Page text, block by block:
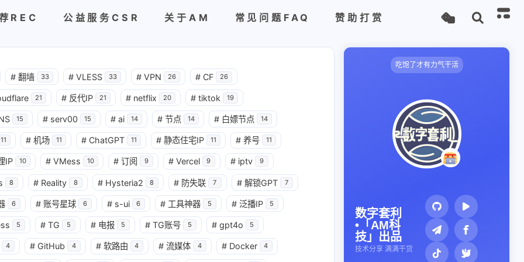
REC 公益服务CSR 关于AM 常见问题FAQ 赞助打赏
# 翻墙 33 # VLESS 33 # VPN 26 # CF 26
21 # 反代IP 21 # netflix 20 # tiktok 19
15 # serv00 15 # ai 14 # 节点 14 # 白嫖节点 14
11 # 机场 11 # ChatGPT 11 # 静态住宅IP 11 # 养号 11
IP 10 # VMess 10 # 订阅 9 # Vercel 9 # iptv 9
8 # Reality 8 # Hysteria2 8 # 防失联 7 # 解锁GPT 7
6 # 账号星球 6 # s-ui 6 # 工具神器 5 # 泛播IP 5
5 # TG 5 # 电报 5 # TG账号 5 # gpt4o 5
4 # GitHub 4 # 软路由 4 # 流媒体 4 # Docker 4
吃饱了才有力气干活
数字套利
•「AM科
技」出品
技术分享 满满干货